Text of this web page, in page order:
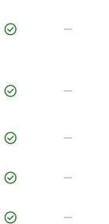
check_circle remove
check_circle remove
check_circle remove
check_circle remove
check_circle remove